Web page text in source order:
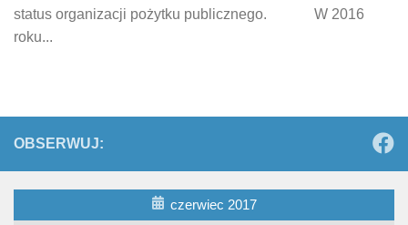
status organizacji pożytku publicznego. W 2016
roku...
OBSERWUJ:
czerwiec 2017